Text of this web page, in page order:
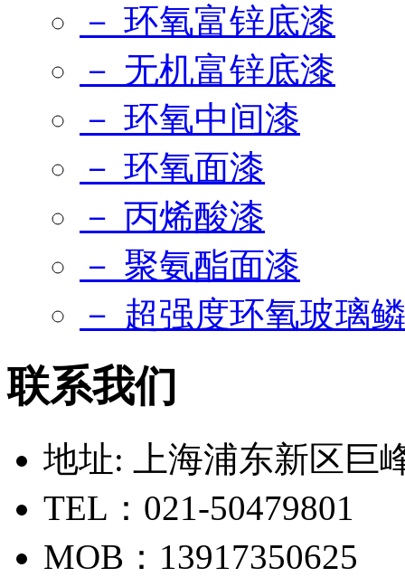
－ 环氧富锌底漆
－ 无机富锌底漆
－ 环氧中间漆
－ 环氧面漆
－ 丙烯酸漆
－ 聚氨酯面漆
－ 超强度环氧玻璃
联系我们
地址: 上海浦东新区巨
TEL：021-50479801
MOB：13917350625